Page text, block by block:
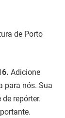
de Porto
Adicione
para nós. Sua
repórter.